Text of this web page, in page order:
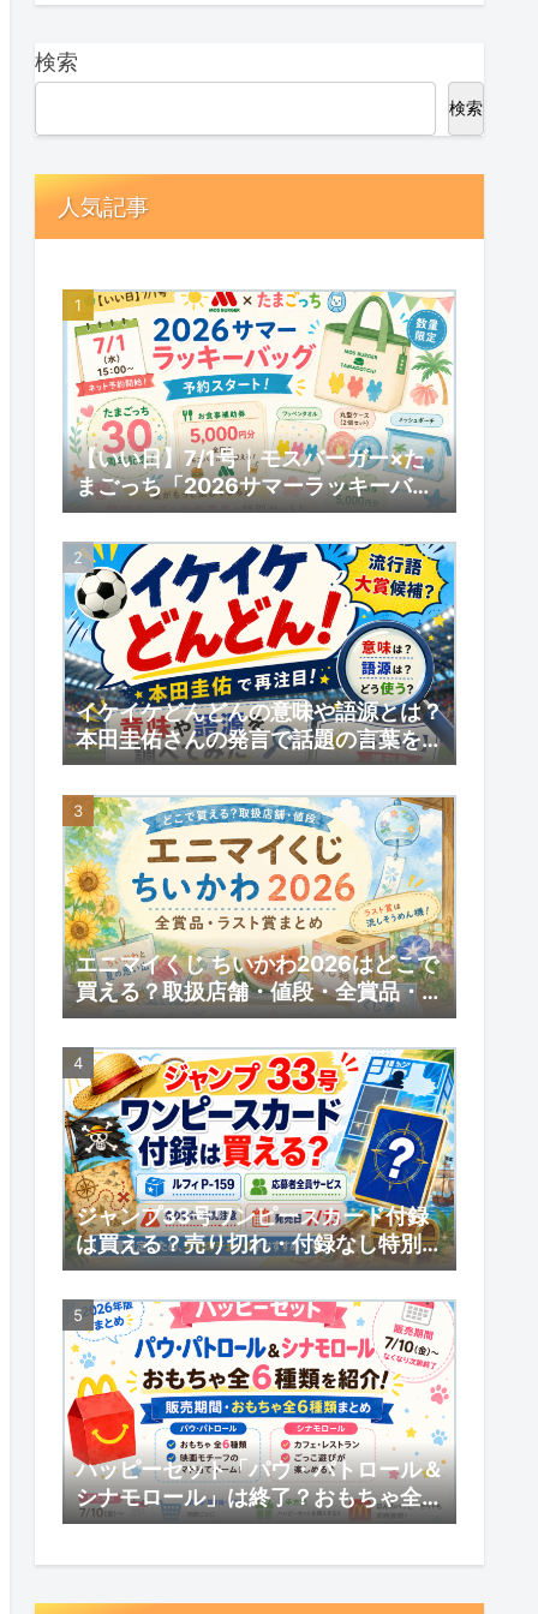
検索
検索
人気記事
【いい日】7/1号｜モスバーガー×た
まごっち「2026サマーラッキーバッ
グ」予約スタート！数量限定の内容と
予約情報
イケイケどんどんの意味や語源とは？
本田圭佑さんの発言で話題の言葉を調
べてみた｜【いい日】増刊号
エニマイくじ ちいかわ2026はどこで
買える？取扱店舗・値段・全賞品・ラ
スト賞まとめ
ジャンプ33号ワンピースカード付録
は買える？売り切れ・付録なし特別版
の受注販売・応募者全員サービスまと
め
ハッピーセット「パウ・パトロール＆
シナモロール」は終了？おもちゃ全6
種類・販売期間まとめ